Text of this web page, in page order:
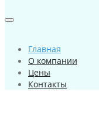
Главная
О компании
Цены
Контакты